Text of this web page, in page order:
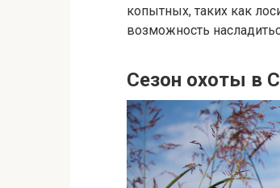
копытных, таких как
возможность
Сезон охоты в